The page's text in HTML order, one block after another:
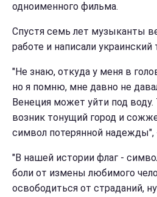
одноименного фильма.
Спустя семь лет музыканты
работе и написали украинский
"Не знаю, откуда у меня в
но я помню, мне давно не
Венеция может уйти под воду.
возник тонущий город и
символ потерянной надежды",
"В нашей истории флаг -
боли от измены любимого
освободиться от страданий,